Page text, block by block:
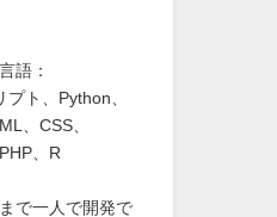
語：
ト、Python、
、CSS、
、R
で一人で開発で